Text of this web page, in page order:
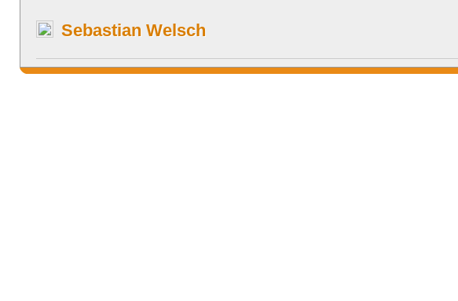
Sebastian Welsch